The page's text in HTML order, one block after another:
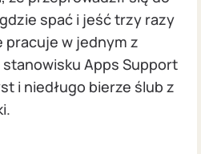
spać i jeść trzy razy
pracuje w jednym z
Apps Support
i niedługo bierze ślub z